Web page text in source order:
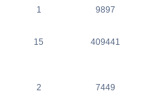
1 9897
15 409441
2 7449